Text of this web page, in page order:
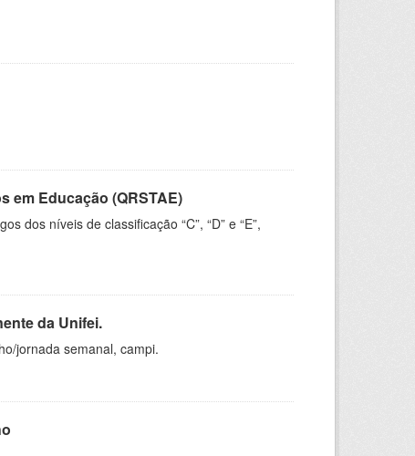
em Educação (QRSTAE)
dos níveis de classificação “C”, “D” e “E”,
da Unifei.
jornada semanal, campi.